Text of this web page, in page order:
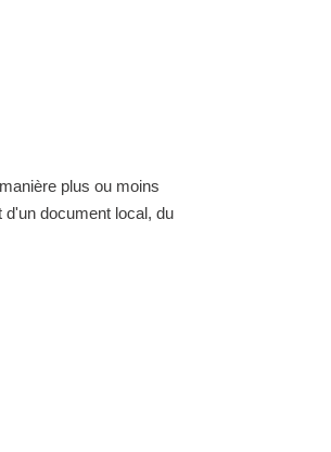
plus ou moins
document local, du